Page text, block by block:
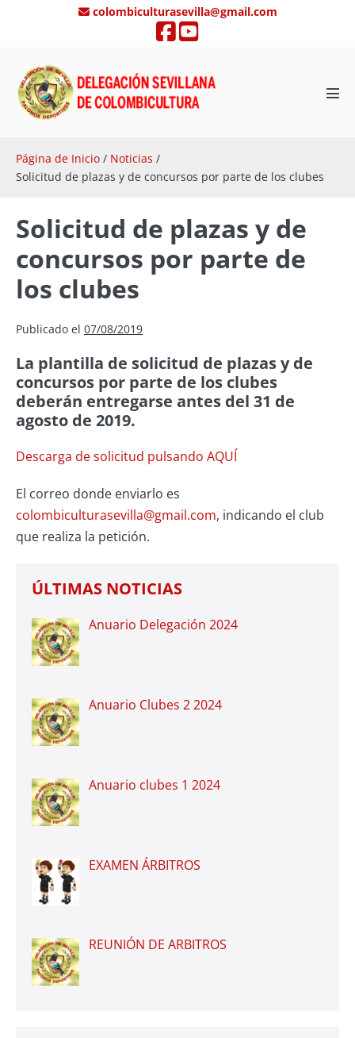
colombiculturasevilla@gmail.com
Página de Inicio / Noticias /
Solicitud de plazas y de concursos por parte de los clubes
Solicitud de plazas y de
concursos por parte de
los clubes
Publicado el 07/08/2019
La plantilla de solicitud de plazas y de
concursos por parte de los clubes
deberán entregarse antes del 31 de
agosto de 2019.
Descarga de solicitud pulsando AQUÍ
El correo donde enviarlo es
colombiculturasevilla@gmail.com, indicando el club
que realiza la petición.
ÚLTIMAS NOTICIAS
Anuario Delegación 2024
Anuario Clubes 2 2024
Anuario clubes 1 2024
EXAMEN ÁRBITROS
REUNIÓN DE ARBITROS